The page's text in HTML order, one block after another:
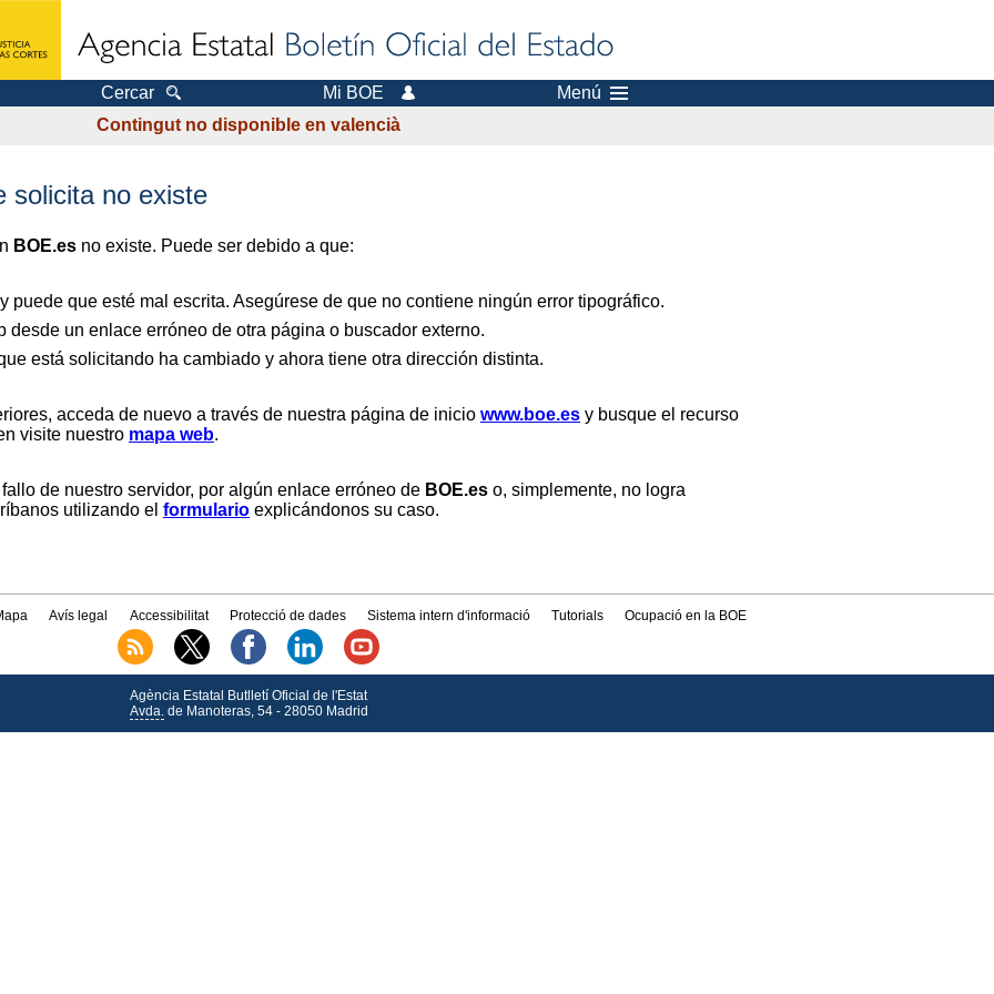
Cercar Mi BOE
Menú
Contingut no disponible en valencià
solicita no existe
BOE.es no existe. Puede ser debido a que:
puede que esté mal escrita. Asegúrese de que no contiene ningún error tipográfico.
desde un enlace erróneo de otra página o buscador externo.
está solicitando ha cambiado y ahora tiene otra dirección distinta.
acceda de nuevo a través de nuestra página de inicio www.boe.es y busque el recurso
visite nuestro mapa web.
de nuestro servidor, por algún enlace erróneo de BOE.es o, simplemente, no logra
utilizando el formulario explicándonos su caso.
Avís legal Accessibilitat Protecció de dades Sistema intern d'informació Tutorials Ocupació en la BOE
Agència Estatal Butlletí Oficial de l'Estat
Avda.de Manoteras, 54 - 28050 Madrid